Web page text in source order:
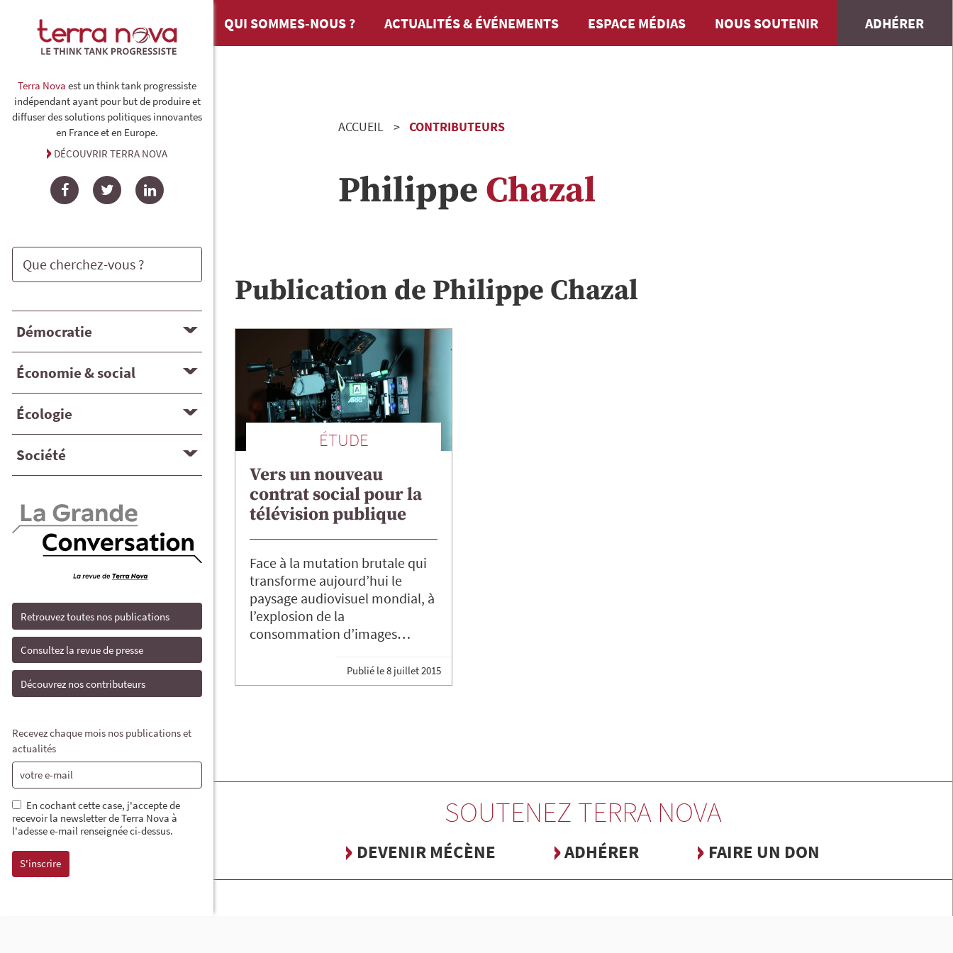
Terra Nova est un think tank progressiste
indépendant ayant pour but de produire et
diffuser des solutions politiques innovantes
en France et en Europe.
DÉCOUVRIR TERRA NOVA
FacebookTwitterLinkedIn
Démocratie
Économie & social
Écologie
Société
Retrouvez toutes nos publications
Consultez la revue de presse
Découvrez nos contributeurs
Recevez chaque mois nos publications et
actualités
En cochant cette case, j'accepte de
recevoir la newsletter de Terra Nova à
l'adesse e-mail renseignée ci-dessus.
QUI SOMMES-NOUS ? ACTUALITÉS & ÉVÉNEMENTS ESPACE MÉDIAS NOUS SOUTENIR ADHÉRER
ACCUEIL CONTRIBUTEURS
Philippe Chazal
Publication de Philippe Chazal
ÉTUDE
Vers un nouveau
contrat social pour la
télévision publique
Face à la mutation brutale qui
transforme aujourd’hui le
paysage audiovisuel mondial, à
l’explosion de la
consommation d’images…
Publié le8 juillet 2015
SOUTENEZ TERRA NOVA
DEVENIR MÉCÈNE ADHÉRER FAIRE UN DON